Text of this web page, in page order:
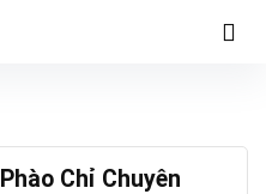
Chỉ Chuyên